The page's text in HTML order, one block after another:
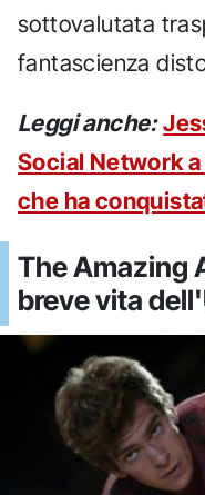
sottovalutata
fantascienza
Leggi anche:
Social Network
che ha
The Amazing
breve vita